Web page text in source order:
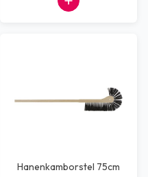
Hanenkamborstel 75cm